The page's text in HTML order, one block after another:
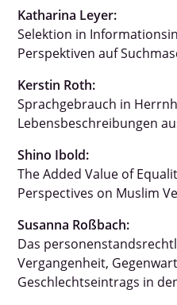
Katharina Leyer:
Selektion in
Perspektiven auf
Kerstin Roth:
Sprachgebrauch in
Lebensbeschreibungen
Shino Ibold:
The Added Value of
Perspectives on Muslim
Susanna Roßbach:
Das
Vergangenheit,
Geschlechtseintrags in